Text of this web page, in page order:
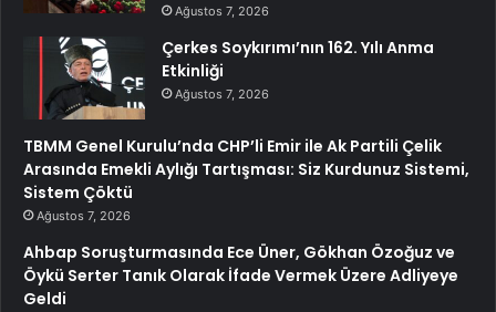
Ağustos 7, 2026
Çerkes Soykırımı’nın 162. Yılı Anma
Etkinliği
Ağustos 7, 2026
TBMM Genel Kurulu’nda CHP’li Emir ile Ak Partili Çelik
Arasında Emekli Aylığı Tartışması: Siz Kurdunuz Sistemi,
Sistem Çöktü
Ağustos 7, 2026
Ahbap Soruşturmasında Ece Üner, Gökhan Özoğuz ve
Öykü Serter Tanık Olarak İfade Vermek Üzere Adliyeye
Geldi